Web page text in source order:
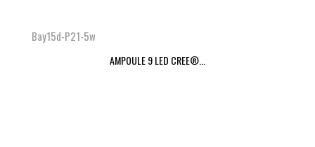
Bay15d-P21-5w
AMPOULE 9 LED CREE®...